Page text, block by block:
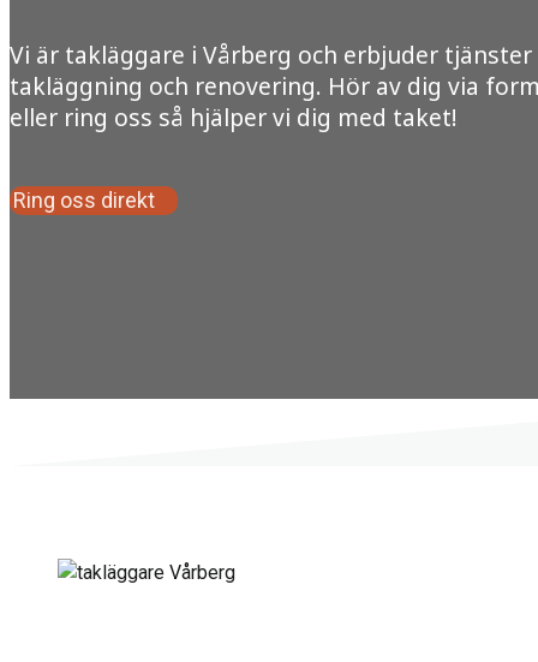
Vi är takläggare i Vårberg och erbjuder
takläggning och renovering. Hör av dig via
eller ring oss så hjälper vi dig med taket!
Ring oss direkt